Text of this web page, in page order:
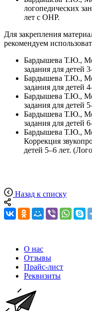
логопедических
лет с ОНР.
Для закрепления
рекомендуем
Бардышева Т.Ю.,
задания для детей
Бардышева Т.Ю.,
задания для детей
Бардышева Т.Ю.,
задания для детей
Бардышева Т.Ю.,
задания для детей
Бардышева Т.Ю.,
Коррекция
детей 5–6 лет.
Назад к списку
О нас
Отзывы
Прайс-лист
Реквизиты